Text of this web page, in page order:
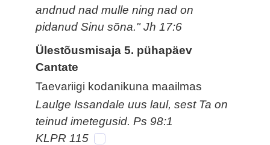
andnud nad mulle ning nad on
pidanud Sinu sõna." Jh 17:6
Ülestõusmisaja 5. pühapäev
Cantate
Taevariigi kodanikuna maailmas
Laulge Issandale uus laul, sest Ta on
teinud imetegusid. Ps 98:1
KLPR 115